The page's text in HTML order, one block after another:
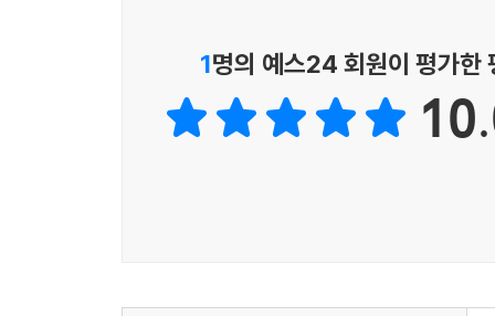
1명의 예스24 회원이 평가한